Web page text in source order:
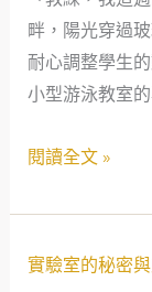
社
會
安
全
畔，陽光穿過
耐心調整學生
小型游泳教室
急
選
擇：
鋪
是
閱讀全文 »
實驗室的秘密
實